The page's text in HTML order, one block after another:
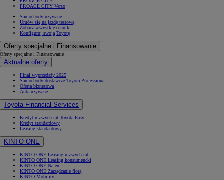
PROACE CITY Verso
Samochody używane
Umów się na jazdę testową
Zobacz wszystkie cenniki
Konfiguruj swoją Toyotę
Oferty specjalne i Finansowanie
Oferty specjalne i Finansowanie
Aktualne oferty
Finał wyprzedaży 2025
Samochody dostawcze Toyota Professional
Oferta biznesowa
Auta używane
Toyota Financial Services
Kredyt niższych rat Toyota Easy
Kredyt standardowy
Leasing standardowy
KINTO ONE
KINTO ONE Leasing niższych rat
KINTO ONE Leasing konsumencki
KINTO ONE Najem
KINTO ONE Zarządzanie flotą
KINTO Mobility